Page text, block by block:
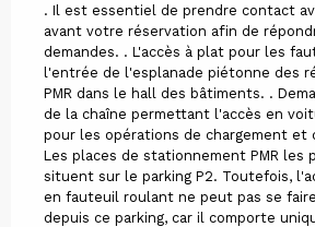
. Il est essentiel de prendre contact
avant votre réservation afin de
demandes. . L'accès à plat pour les
l'entrée de l'esplanade piétonne des
PMR dans le hall des bâtiments. .
de la chaîne permettant l'accès en
pour les opérations de chargement et
Les places de stationnement PMR les
situent sur le parking P2. Toutefois,
en fauteuil roulant ne peut pas se
depuis ce parking, car il comporte